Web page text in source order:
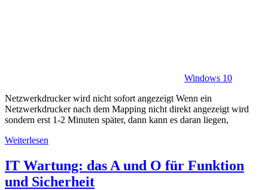
Windows 10
Netzwerkdrucker wird nicht sofort angezeigt Wenn ein
Netzwerkdrucker nach dem Mapping nicht direkt angezeigt wird
sondern erst 1-2 Minuten später, dann kann es daran liegen,
Weiterlesen
IT Wartung: das A und O für Funktion
und Sicherheit